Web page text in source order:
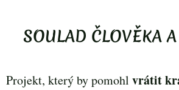
SOULAD ČLOVĚKA
Projekt, který by pomohl vrátit